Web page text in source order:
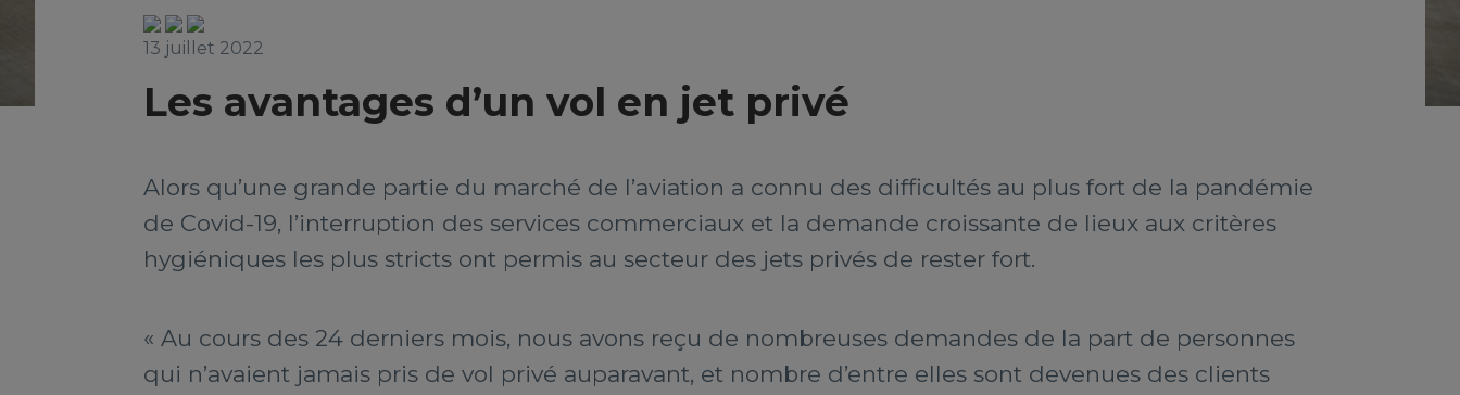
13 juillet 2022
Les avantages d’un vol en jet privé
Alors qu’une grande partie du marché de l’aviation a connu des difficultés au plus fort de la pandémie
de Covid-19, l’interruption des services commerciaux et la demande croissante de lieux aux critères
hygiéniques les plus stricts ont permis au secteur des jets privés de rester fort.
« Au cours des 24 derniers mois, nous avons reçu de nombreuses demandes de la part de personnes
qui n’avaient jamais pris de vol privé auparavant, et nombre d’entre elles sont devenues des clients